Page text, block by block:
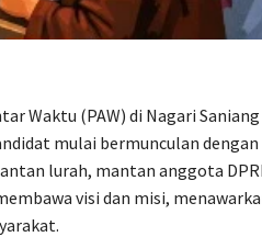
Waktu (PAW) di Nagari Saniang
mulai bermunculan dengan
lurah, mantan anggota
visi dan misi,